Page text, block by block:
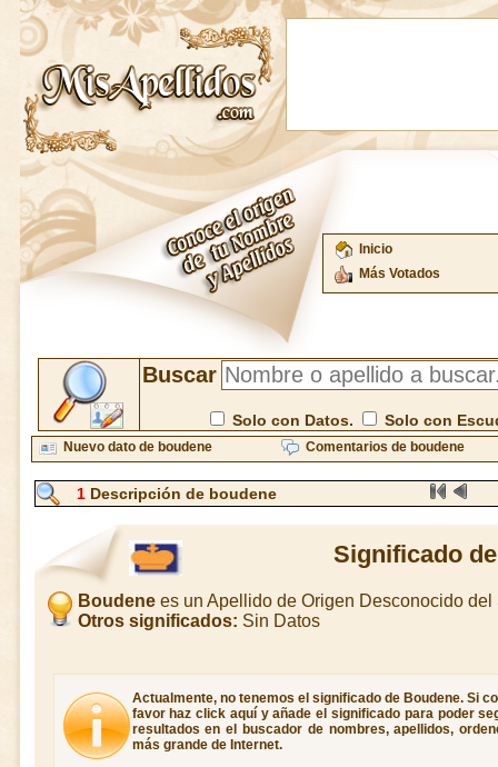
Inicio
Más Votados
Buscar
Solo con Datos. Solo con
Nuevo dato de boudene Comentarios de boudene
1 Descripción de boudene
Significado
Boudenees un Apellido de Origen Desconocido del
Otros significados: Sin Datos
Actualmente, no tenemos el significado de Boudene. Si
favor haz click aquí y añade el significado para poder
resultados en el buscador de nombres, apellidos,
más grande de Internet.